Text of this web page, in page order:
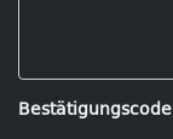
Bestätigungscode